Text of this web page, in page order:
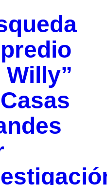
Willy”